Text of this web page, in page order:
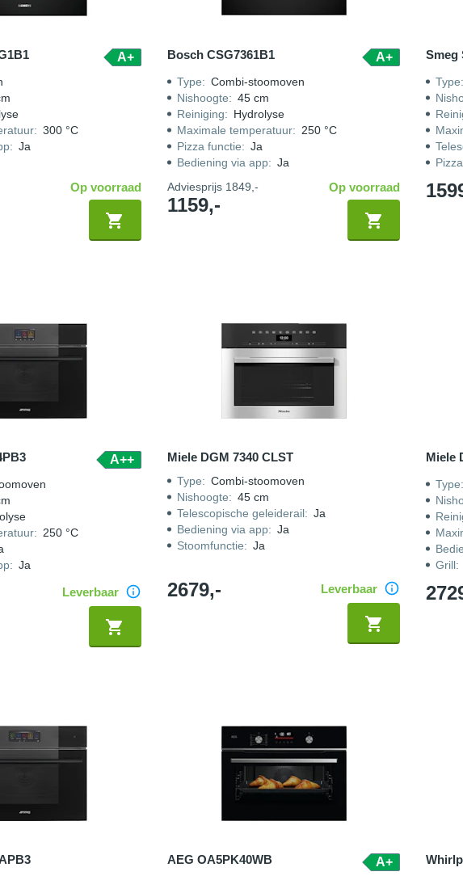
A+
: 300 °C
: Ja
Op voorraad
Bosch CSG7361B1 A+
Type: Combi-stoomoven
Nishoogte: 45 cm
Reiniging: Hydrolyse
Maximale temperatuur: 250 °C
Pizza functie: Ja
Bediening via app: Ja
Adviesprijs 1849,-
1159,-
Op voorraad
Smeg
Type:
A++
: 250 °C
: Ja
Leverbaar
Miele DGM 7340 CLST
Type: Combi-stoomoven
Nishoogte: 45 cm
Telescopische geleiderail: Ja
Bediening via app: Ja
Stoomfunctie: Ja
2679,- Leverbaar
Miele
Type:
Grill:
AEG OA5PK40WB A+